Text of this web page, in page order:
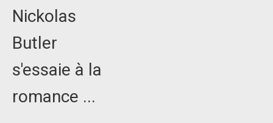
Nickolas
Butler
s'essaie à la
romance ...